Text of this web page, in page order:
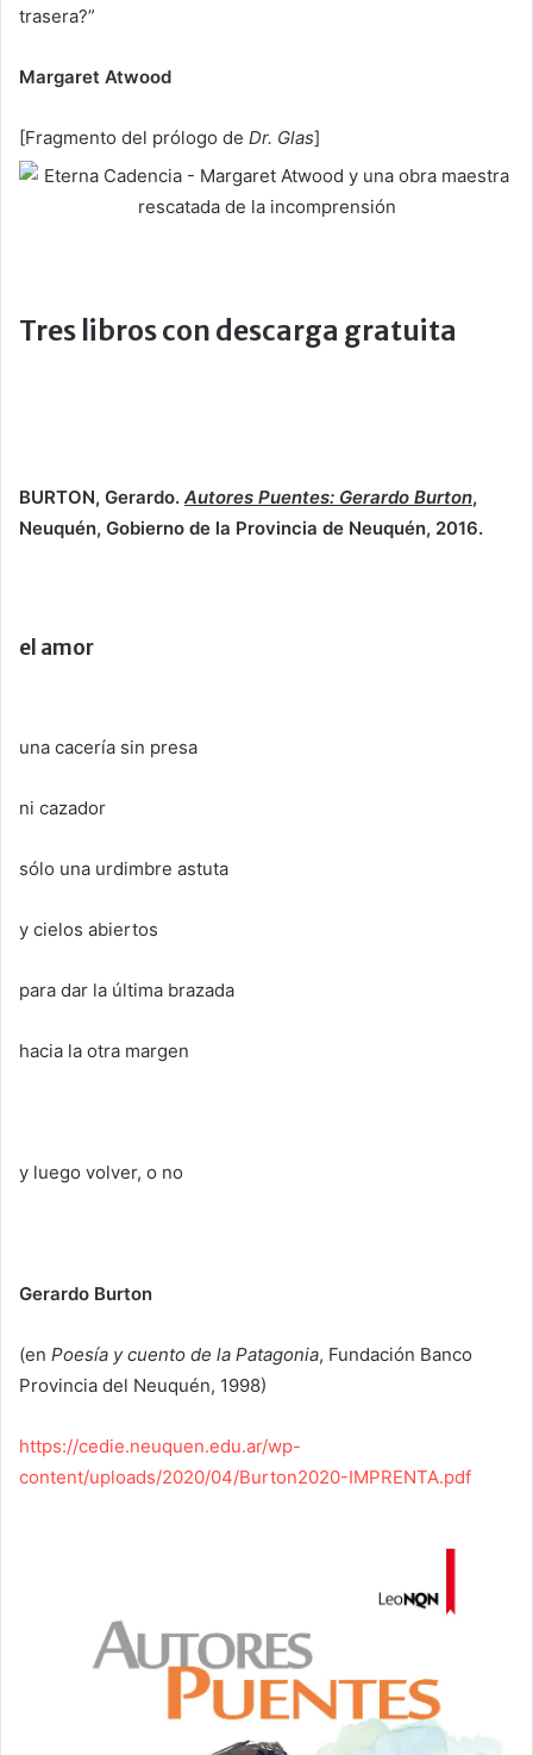
trasera?”
Margaret Atwood
[Fragmento del prólogo de Dr. Glas]
Tres libros con descarga gratuita
BURTON, Gerardo. Autores Puentes: Gerardo Burton,
Neuquén, Gobierno de la Provincia de Neuquén, 2016.
el amor
una cacería sin presa
ni cazador
sólo una urdimbre astuta
y cielos abiertos
para dar la última brazada
hacia la otra margen
y luego volver, o no
Gerardo Burton
(en Poesía y cuento de la Patagonia, Fundación Banco
Provincia del Neuquén, 1998)
https://cedie.neuquen.edu.ar/wp-
content/uploads/2020/04/Burton2020-IMPRENTA.pdf